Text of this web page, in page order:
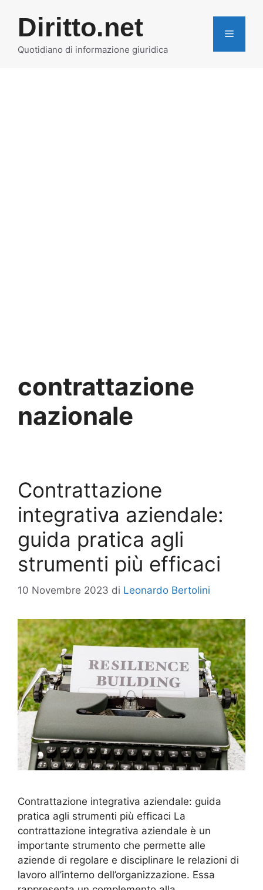
contenuto
Diritto.net
Quotidiano di informazione giuridica
MENU
contrattazione
nazionale
Contrattazione
integrativa aziendale:
guida pratica agli
strumenti più efficaci
10 Novembre 2023 di Leonardo Bertolini
Contrattazione integrativa aziendale: guida
pratica agli strumenti più efficaci La
contrattazione integrativa aziendale è un
importante strumento che permette alle
aziende di regolare e disciplinare le relazioni di
lavoro all’interno dell’organizzazione. Essa